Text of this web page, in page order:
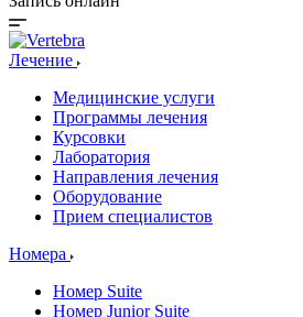
Лечение
Медицинские услуги
Программы лечения
Курсовки
Лаборатория
Направления лечения
Оборудование
Прием специалистов
Номера
Номер Suite
Номер Junior Suite